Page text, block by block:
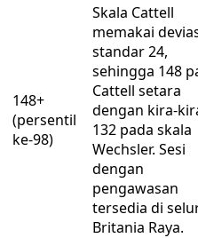
148+
(persentil
ke-98)
Skala Cattell
memakai
standar 24,
sehingga 148
Cattell setara
dengan kira-
132 pada skala
Wechsler. Sesi
dengan
pengawasan
tersedia di
Britania Raya.